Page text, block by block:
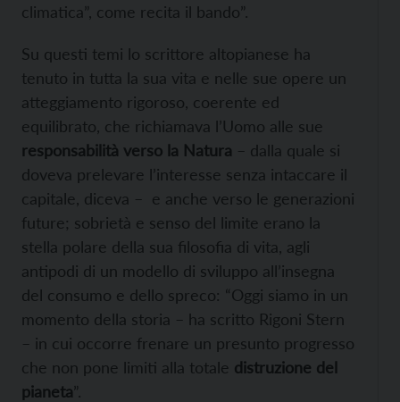
climatica”, come recita il bando”.
Su questi temi lo scrittore altopianese ha
tenuto in tutta la sua vita e nelle sue opere un
atteggiamento rigoroso, coerente ed
equilibrato, che richiamava l’Uomo alle sue
responsabilità verso la Natura – dalla quale si
doveva prelevare l’interesse senza intaccare il
capitale, diceva – e anche verso le generazioni
future; sobrietà e senso del limite erano la
stella polare della sua filosofia di vita, agli
antipodi di un modello di sviluppo all’insegna
del consumo e dello spreco: “Oggi siamo in un
momento della storia – ha scritto Rigoni Stern
– in cui occorre frenare un presunto progresso
che non pone limiti alla totale distruzione del
pianeta”.